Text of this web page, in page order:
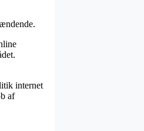
internet
af